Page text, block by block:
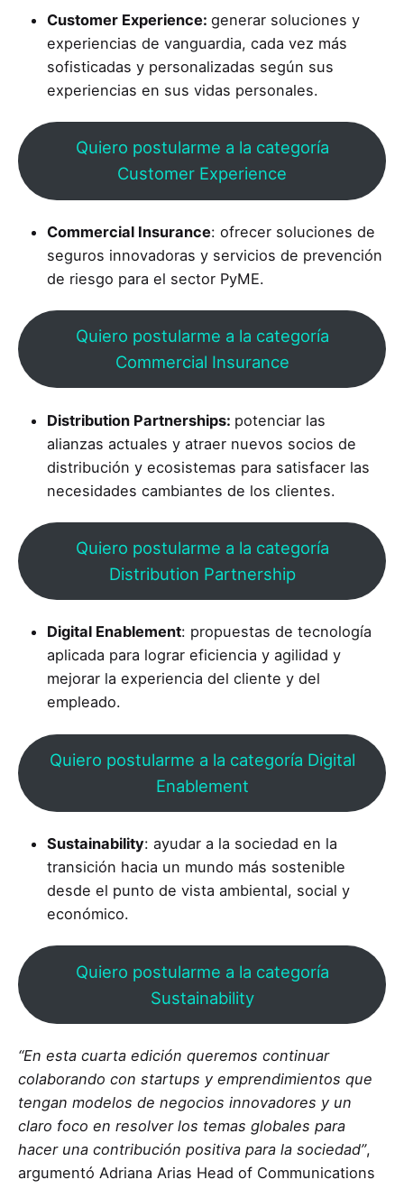
Customer Experience: generar soluciones y
experiencias de vanguardia, cada vez más
sofisticadas y personalizadas según sus
experiencias en sus vidas personales.
Quiero postularme a la categoría
Customer Experience
Commercial Insurance: ofrecer soluciones de
seguros innovadoras y servicios de prevención
de riesgo para el sector PyME.
Quiero postularme a la categoría
Commercial Insurance
Distribution Partnerships: potenciar las
alianzas actuales y atraer nuevos socios de
distribución y ecosistemas para satisfacer las
necesidades cambiantes de los clientes.
Quiero postularme a la categoría
Distribution Partnership
Digital Enablement: propuestas de tecnología
aplicada para lograr eficiencia y agilidad y
mejorar la experiencia del cliente y del
empleado.
Quiero postularme a la categoría Digital
Enablement
Sustainability: ayudar a la sociedad en la
transición hacia un mundo más sostenible
desde el punto de vista ambiental, social y
económico.
Quiero postularme a la categoría
Sustainability
“En esta cuarta edición queremos continuar
colaborando con startups y emprendimientos que
tengan modelos de negocios innovadores y un
claro foco en resolver los temas globales para
hacer una contribución positiva para la sociedad”,
argumentó Adriana Arias Head of Communications